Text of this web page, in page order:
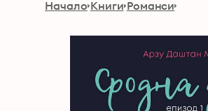
Начало Книги Романси